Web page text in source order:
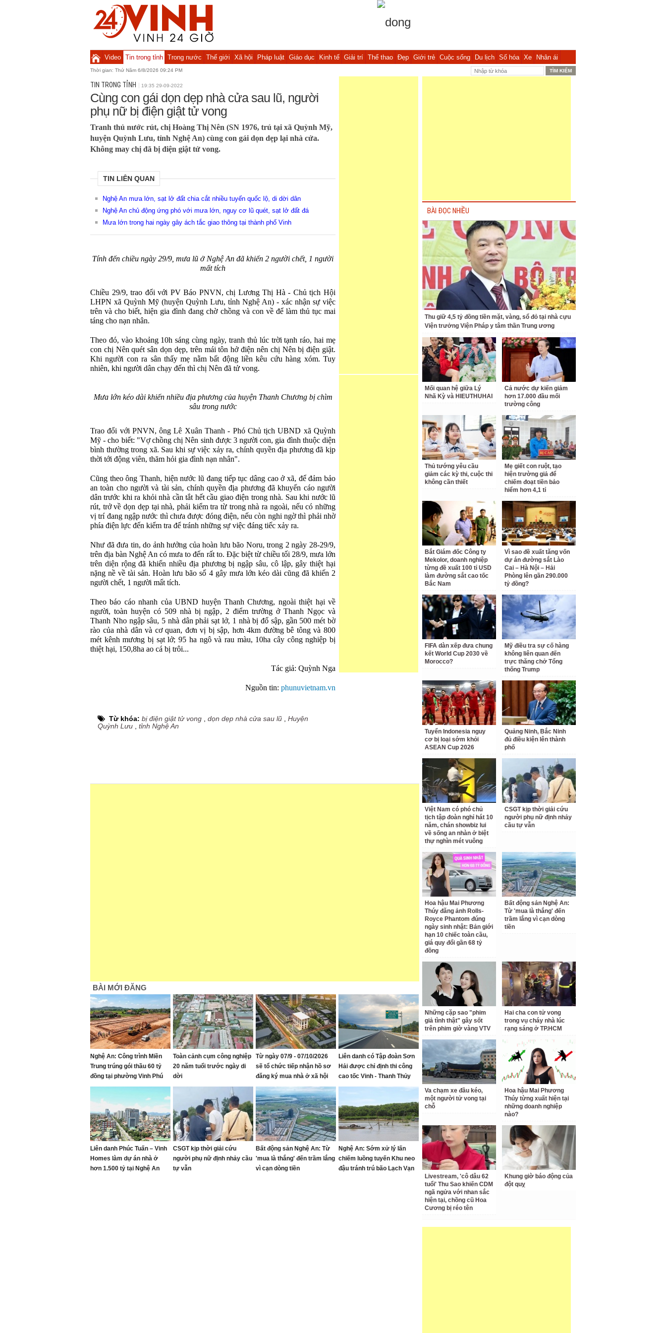
Video Tin trong tỉnh Trong nước Thế giới Xã hội Pháp luật Giáo dục Kinh tế Giải trí Thể thao Đẹp Giới trẻ Cuộc sống Du lịch Số hóa Xe Nhân ái
Thời gian: Thứ Năm 6/8/2026 09:24 PM
TIN TRONG TỈNH 19:35 29-09-2022
Cùng con gái dọn dẹp nhà cửa sau lũ, người
phụ nữ bị điện giật tử vong
Tranh thủ nước rút, chị Hoàng Thị Nên (SN 1976, trú tại xã Quỳnh Mỹ,
huyện Quỳnh Lưu, tỉnh Nghệ An) cùng con gái dọn dẹp lại nhà cửa.
Không may chị đã bị điện giật tử vong.
TIN LIÊN QUAN
Nghệ An mưa lớn, sạt lở đất chia cắt nhiều tuyến quốc lộ, di dời dân
Nghệ An chủ động ứng phó với mưa lớn, nguy cơ lũ quét, sạt lở đất đá
Mưa lớn trong hai ngày gây ách tắc giao thông tại thành phố Vinh
Tính đến chiều ngày 29/9, mưa lũ ở Nghệ An đã khiến 2 người chết, 1 người
mất tích
Chiều 29/9, trao đổi với PV Báo PNVN, chị Lương Thị Hà - Chủ tịch Hội
LHPN xã Quỳnh Mỹ (huyện Quỳnh Lưu, tỉnh Nghệ An) - xác nhận sự việc
trên và cho biết, hiện gia đình đang chờ chồng và con về để làm thủ tục mai
táng cho nạn nhân.
Theo đó, vào khoảng 10h sáng cùng ngày, tranh thủ lúc trời tạnh ráo, hai mẹ
con chị Nên quét sân dọn dẹp, trên mái tôn hở điện nên chị Nên bị điện giật.
Khi người con ra sân thấy mẹ nằm bất động liền kêu cứu hàng xóm. Tuy
nhiên, khi người dân chạy đến thì chị Nên đã tử vong.
Mưa lớn kéo dài khiến nhiều địa phương của huyện Thanh Chương bị chìm
sâu trong nước
Trao đổi với PNVN, ông Lê Xuân Thanh - Phó Chủ tịch UBND xã Quỳnh
Mỹ - cho biết: "Vợ chồng chị Nên sinh được 3 người con, gia đình thuộc diện
bình thường trong xã. Sau khi sự việc xảy ra, chính quyền địa phương đã kịp
thời tới động viên, thăm hỏi gia đình nạn nhân".
Cũng theo ông Thanh, hiện nước lũ đang tiếp tục dâng cao ở xã, để đảm bảo
an toàn cho người và tài sản, chính quyền địa phương đã khuyến cáo người
dân trước khi ra khỏi nhà cần tắt hết cầu giao điện trong nhà. Sau khi nước lũ
rút, trở về dọn dẹp tại nhà, phải kiểm tra từ trong nhà ra ngoài, nếu có những
vị trí đang ngập nước thì chưa được đóng điện, nếu còn nghi ngờ thì phải nhờ
phía điện lực đến kiểm tra để tránh những sự việc đáng tiếc xảy ra.
Như đã đưa tin, do ảnh hưởng của hoàn lưu bão Noru, trong 2 ngày 28-29/9,
trên địa bàn Nghệ An có mưa to đến rất to. Đặc biệt từ chiều tối 28/9, mưa lớn
trên diện rộng đã khiến nhiều địa phương bị ngập sâu, cô lập, gây thiệt hại
nặng nề về tài sản. Hoàn lưu bão số 4 gây mưa lớn kéo dài cũng đã khiến 2
người chết, 1 người mất tích.
Theo báo cáo nhanh của UBND huyện Thanh Chương, ngoài thiệt hại về
người, toàn huyện có 509 nhà bị ngập, 2 điểm trường ở Thanh Ngọc và
Thanh Nho ngập sâu, 5 nhà dân phải sạt lở, 1 nhà bị đổ sập, gần 500 mét bờ
rào của nhà dân và cơ quan, đơn vị bị sập, hơn 4km đường bê tông và 800
mét kênh mương bị sạt lở; 95 ha ngô và rau màu, 10ha cây công nghiệp bị
thiệt hại, 150,8ha ao cá bị trôi...
Tác giả: Quỳnh Nga
Nguồn tin: phunuvietnam.vn
Từ khóa: bị điện giật tử vong dọn dẹp nhà cửa sau lũ
Huyện
Quỳnh Lưu
tỉnh Nghệ An
BÀI MỚI ĐĂNG
Nghệ An: Công trình Miền
Trung trúng gói thầu 60 tỷ
đồng tại phường Vinh Phú
Toàn cảnh cụm công nghiệp
20 năm tuổi trước ngày di
dời
Từ ngày 07/9 - 07/10/2026
sẽ tổ chức tiếp nhận hồ sơ
đăng ký mua nhà ở xã hội
tại Khu nhà ở Mỹ Thượng,
phường Vinh Lộc
Liên danh có Tập đoàn Sơn
Hải được chỉ định thi công
cao tốc Vinh - Thanh Thủy
Liên danh Phúc Tuấn – Vinh
Homes làm dự án nhà ở
hơn 1.500 tỷ tại Nghệ An
CSGT kịp thời giải cứu
người phụ nữ định nhảy cầu
tự vẫn
Bất động sản Nghệ An: Từ
'mua là thắng' đến trầm lắng
vì cạn dòng tiền
Nghệ An: Sớm xử lý lấn
chiếm luồng tuyến Khu neo
đậu tránh trú bão Lạch Vạn
BÀI ĐỌC NHIỀU
Thu giữ 4,5 tỷ đồng tiền mặt, vàng, sổ đỏ tại nhà cựu
Viện trưởng Viện Pháp y tâm thần Trung ương
Mối quan hệ giữa Lý
Nhã Kỳ và HIEUTHUHAI
Cả nước dự kiến giảm
hơn 17.000 đầu mối
trường công
Thủ tướng yêu cầu
giảm các kỳ thi, cuộc thi
không cần thiết
Mẹ giết con ruột, tạo
hiện trường giả để
chiếm đoạt tiền bảo
hiểm hơn 4,1 tỉ
Bắt Giám đốc Công ty
Mekolor, doanh nghiệp
từng đề xuất 100 tỉ USD
làm đường sắt cao tốc
Bắc Nam
Vì sao đề xuất tăng vốn
dự án đường sắt Lào
Cai – Hà Nội – Hải
Phòng lên gần 290.000
tỷ đồng?
FIFA dàn xếp đưa chung
kết World Cup 2030 về
Morocco?
Mỹ điều tra sự cố hàng
không liên quan đến
trực thăng chở Tổng
thống Trump
Tuyển Indonesia nguy
cơ bị loại sớm khỏi
ASEAN Cup 2026
Quảng Ninh, Bắc Ninh
đủ điều kiện lên thành
phố
Việt Nam có phó chủ
tịch tập đoàn nghỉ hát 10
năm, chán showbiz lui
về sống an nhàn ở biệt
thự nghìn mét vuông
CSGT kịp thời giải cứu
người phụ nữ định nhảy
cầu tự vẫn
Hoa hậu Mai Phương
Thúy đăng ảnh Rolls-
Royce Phantom đúng
ngày sinh nhật: Bản giới
hạn 10 chiếc toàn cầu,
giá quy đổi gần 68 tỷ
đồng
Bất động sản Nghệ An:
Từ 'mua là thắng' đến
trầm lắng vì cạn dòng
tiền
Những cặp sao "phim
giả tình thật" gây sốt
trên phim giờ vàng VTV
Hai cha con tử vong
trong vụ cháy nhà lúc
rạng sáng ở TP.HCM
Va chạm xe đầu kéo,
một người tử vong tại
chỗ
Hoa hậu Mai Phương
Thúy từng xuất hiện tại
những doanh nghiệp
nào?
Livestream, 'cô dâu 62
tuổi' Thu Sao khiến CDM
ngã ngửa với nhan sắc
hiện tại, chồng cũ Hoa
Cương bị réo tên
Khung giờ báo động của
đột quỵ